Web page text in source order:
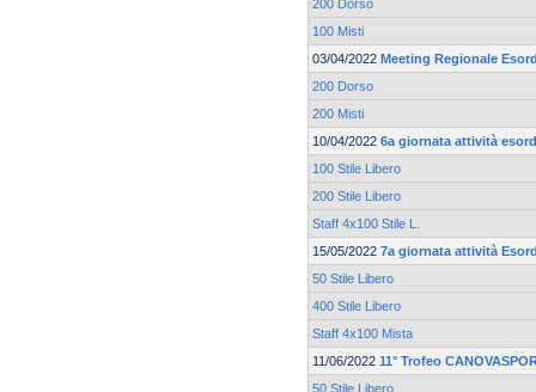
200 Dorso
100 Misti
03/04/2022 Meeting Regionale
200 Dorso
200 Misti
10/04/2022 6a giornata attività
100 Stile Libero
200 Stile Libero
Staff 4x100 Stile L.
15/05/2022 7a giornata attività
50 Stile Libero
400 Stile Libero
Staff 4x100 Mista
11/06/2022 11° Trofeo
50 Stile Libero